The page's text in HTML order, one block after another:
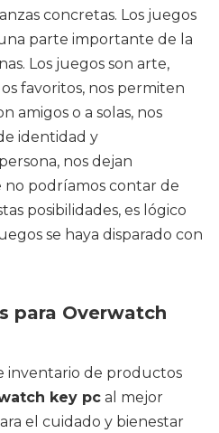
concretas. Los juegos
parte importante de la
Los juegos son arte,
favoritos, nos permiten
amigos o a solas, nos
identidad y
nos dejan
podríamos contar de
posibilidades, es lógico
se haya disparado con
para Overwatch
inventario de productos
key pc al mejor
el cuidado y bienestar